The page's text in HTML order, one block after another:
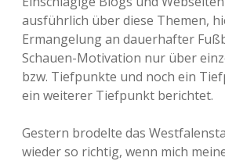
ausführlich über diese Themen,
Ermangelung an dauerhafter
Schauen-Motivation nur über
bzw. Tiefpunkte und noch ein
ein weiterer Tiefpunkt berichtet.
Gestern brodelte das
wieder so richtig, wenn mich